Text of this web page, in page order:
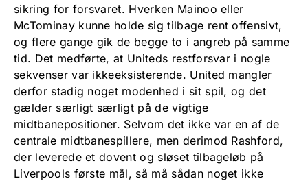
sikring for forsvaret. Hverken Mainoo eller
McTominay kunne holde sig tilbage rent offensivt,
og flere gange gik de begge to i angreb på samme
tid. Det medførte, at Uniteds restforsvar i nogle
sekvenser var ikkeeksisterende. United mangler
derfor stadig noget modenhed i sit spil, og det
gælder særligt særligt på de vigtige
midtbanepositioner. Selvom det ikke var en af de
centrale midtbanespillere, men derimod Rashford,
der leverede et dovent og sløset tilbageløb på
Liverpools første mål, så må sådan noget ikke